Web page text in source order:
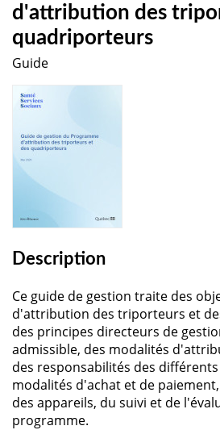
d'attribution des
quadriporteurs
Guide
Description
Ce guide de gestion traite des
d'attribution des triporteurs et
des principes directeurs de
admissible, des modalités
des responsabilités des
modalités d'achat et de
des appareils, du suivi et de
programme.